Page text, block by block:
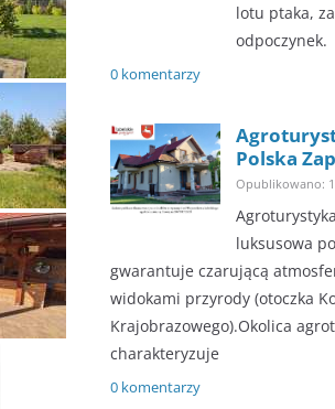
lotu ptaka,
odpoczynek.
0 komentarzy
Polska
Opublikowano:
luksusowa
gwarantuje czarującą
widokami przyrody (otoczka
Krajobrazowego).Okolica
charakteryzuje
0 komentarzy